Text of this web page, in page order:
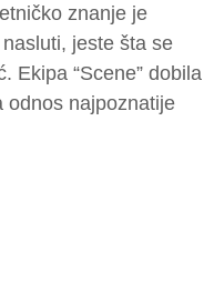
znanje je
jeste šta se
Ekipa “Scene” dobila
odnos najpoznatije